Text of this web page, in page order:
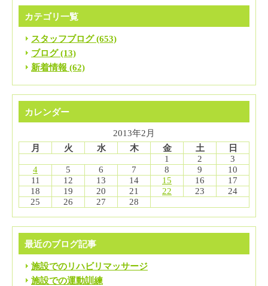
カテゴリ一覧
スタッフブログ (653)
ブログ (13)
新着情報 (62)
カレンダー
2013年2月
月
火 水 木 金 土
日
1
2
3
4
5 6 7 8 9
10
11
12 13 14 15 16
17
18
19 20 21 22 23
24
25
26 27 28
最近のブログ記事
施設でのリハビリマッサージ
施設での運動訓練